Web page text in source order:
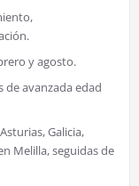
.
y agosto.
avanzada edad
Asturias, Galicia,
Melilla, seguidas de